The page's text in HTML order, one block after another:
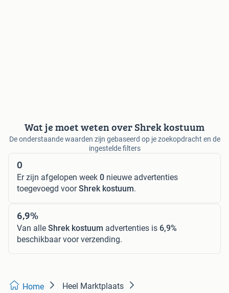
Wat je moet weten over Shrek kostuum
De onderstaande waarden zijn gebaseerd op je zoekopdracht en de
ingestelde filters
0
Er zijn afgelopen week 0 nieuwe advertenties
toegevoegd voorShrek kostuum.
6,9%
Van alle Shrek kostuum advertenties is 6,9%
beschikbaar voor verzending.
Home Heel Marktplaats